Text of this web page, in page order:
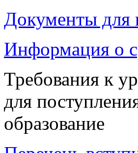
Документы для
Информация о
Требования к
для
образование